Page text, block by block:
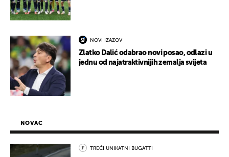
NOVI IZAZOV
Zlatko Dalić odabrao novi posao, odlazi u
jednu od najatraktivnijih zemalja svijeta
NOVAC
TREĆI UNIKATNI BUGATTI